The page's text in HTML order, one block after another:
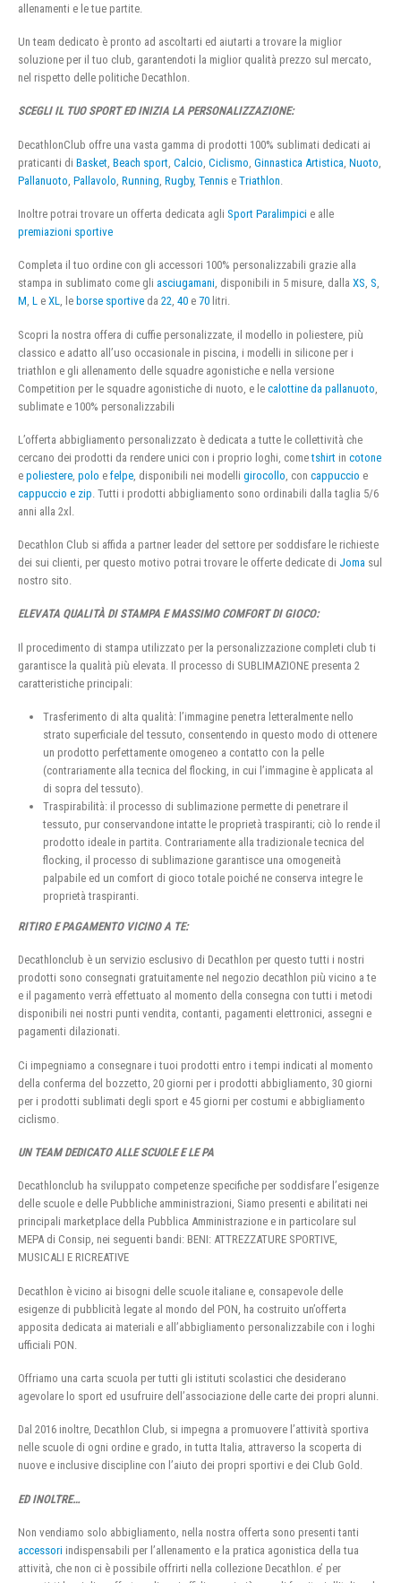
allenamenti e le tue partite.
Un team dedicato è pronto ad ascoltarti ed aiutarti a trovare la miglior
soluzione per il tuo club, garantendoti la miglior qualità prezzo sul mercato,
nel rispetto delle politiche Decathlon.
SCEGLI IL TUO SPORT ED INIZIA LA PERSONALIZZAZIONE:
DecathlonClub offre una vasta gamma di prodotti 100% sublimati dedicati ai
praticanti di Basket Beach sport Calcio Ciclismo Ginnastica Artistica Nuoto
Pallanuoto Pallavolo Running Rugby, Tennis e Triathlon
Inoltre potrai trovare un offerta dedicata agli Sport Paralimpici e alle
premiazioni sportive
Completa il tuo ordine con gli accessori 100% personalizzabili grazie alla
stampa in sublimato come gli asciugamani, disponibili in 5 misure, dalla XS, S,
M, L e XL, le borse sportive da 22, 40 e 70 litri.
Scopri la nostra offera di cuffie personalizzate, il modello in poliestere, più
classico e adatto all’uso occasionale in piscina, i modelli in silicone per i
triathlon e gli allenamento delle squadre agonistiche e nella versione
Competition per le squadre agonistiche di nuoto, e le calottine da pallanuoto
sublimate e 100% personalizzabili
L’offerta abbigliamento personalizzato è dedicata a tutte le collettività che
cercano dei prodotti da rendere unici con i proprio loghi, cometshirt in cotone
e poliestere polo e felpe , disponibili nei modelli girocollo , con cappuccio e
cappuccio e zip . Tutti i prodotti abbigliamento sono ordinabili dalla taglia 5/6
anni alla 2xl.
Decathlon Club si affida a partner leader del settore per soddisfare le richieste
dei sui clienti, per questo motivo potrai trovare le offerte dedicate di Joma sul
nostro sito.
ELEVATA QUALITÀ DI STAMPA E MASSIMO COMFORT DI GIOCO:
Il procedimento di stampa utilizzato per la personalizzazione completi club ti
garantisce la qualità più elevata. Il processo di SUBLIMAZIONE presenta 2
caratteristiche principali:
Trasferimento di alta qualità: l’immagine penetra letteralmente nello
strato superficiale del tessuto, consentendo in questo modo di ottenere
un prodotto perfettamente omogeneo a contatto con la pelle
(contrariamente alla tecnica del flocking, in cui l’immagine è applicata al
di sopra del tessuto).
Traspirabilità: il processo di sublimazione permette di penetrare il
tessuto, pur conservandone intatte le proprietà traspiranti; ciò lo rende il
prodotto ideale in partita. Contrariamente alla tradizionale tecnica del
flocking, il processo di sublimazione garantisce una omogeneità
palpabile ed un comfort di gioco totale poiché ne conserva integre le
proprietà traspiranti.
RITIRO E PAGAMENTO VICINO A TE:
Decathlonclub è un servizio esclusivo di Decathlon per questo tutti i nostri
prodotti sono consegnati gratuitamente nel negozio decathlon più vicino a te
e il pagamento verrà effettuato al momento della consegna con tutti i metodi
disponibili nei nostri punti vendita, contanti, pagamenti elettronici, assegni e
pagamenti dilazionati.
Ci impegniamo a consegnare i tuoi prodotti entro i tempi indicati al momento
della conferma del bozzetto, 20 giorni per i prodotti abbigliamento, 30 giorni
per i prodotti sublimati degli sport e 45 giorni per costumi e abbigliamento
ciclismo.
UN TEAM DEDICATO ALLE SCUOLE E LE PA
Decathlonclub ha sviluppato competenze specifiche per soddisfare l’esigenze
delle scuole e delle Pubbliche amministrazioni, Siamo presenti e abilitati nei
principali marketplace della Pubblica Amministrazione e in particolare sul
MEPA di Consip, nei seguenti bandi: BENI: ATTREZZATURE SPORTIVE,
MUSICALI E RICREATIVE
Decathlon è vicino ai bisogni delle scuole italiane e, consapevole delle
esigenze di pubblicità legate al mondo del PON, ha costruito un’offerta
apposita dedicata ai materiali e all’abbigliamento personalizzabile con i loghi
ufficiali PON.
Offriamo una carta scuola per tutti gli istituti scolastici che desiderano
agevolare lo sport ed usufruire dell’associazione delle carte dei propri alunni.
Dal 2016 inoltre, Decathlon Club, si impegna a promuovere l’attività sportiva
nelle scuole di ogni ordine e grado, in tutta Italia, attraverso la scoperta di
nuove e inclusive discipline con l’aiuto dei propri sportivi e dei Club Gold.
ED INOLTRE…
Non vendiamo solo abbigliamento, nella nostra offerta sono presenti tanti
accessori indispensabili per l’allenamento e la pratica agonistica della tua
attività, che non ci è possibile offrirti nella collezione Decathlon. e’ per